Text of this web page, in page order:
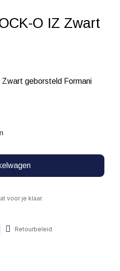
O IZ Zwart
geborsteld Formani
voor je klaar.
Retourbeleid